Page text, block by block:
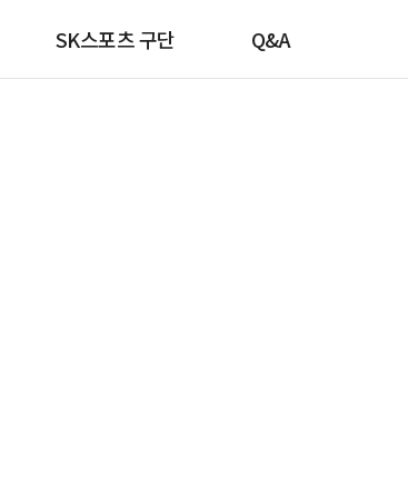
SK스포츠 구단 Q&A